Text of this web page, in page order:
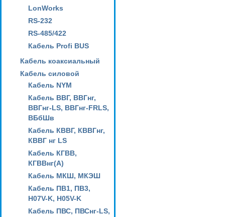
LonWorks
RS-232
RS-485/422
Кабель Profi BUS
Кабель коаксиальный
Кабель силовой
Кабель NYM
Кабель ВВГ, ВВГнг,
ВВГнг-LS, ВВГнг-FRLS,
ВБбШв
Кабель КВВГ, КВВГнг,
КВВГ нг LS
Кабель КГВВ,
КГВВнг(А)
Кабель МКШ, МКЭШ
Кабель ПВ1, ПВ3,
H07V-K, H05V-K
Кабель ПВС, ПВСнг-LS,